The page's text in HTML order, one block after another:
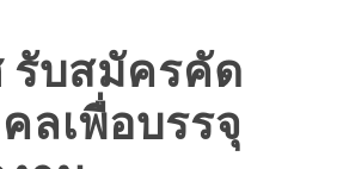
รับสมัครคัด
ลเพื่อบรรจุ